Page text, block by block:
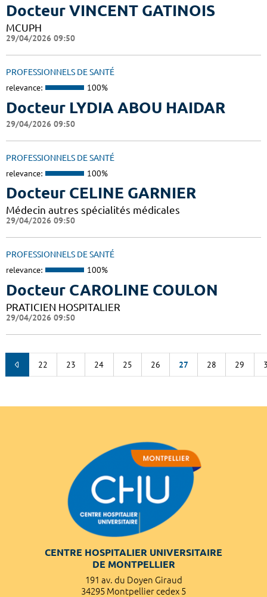
Docteur VINCENT GATINOIS
MCUPH
29/04/2026 09:50
PROFESSIONNELS DE SANTÉ
relevance: 100%
Docteur LYDIA ABOU HAIDAR
29/04/2026 09:50
PROFESSIONNELS DE SANTÉ
relevance: 100%
Docteur CELINE GARNIER
Médecin autres spécialités médicales
29/04/2026 09:50
PROFESSIONNELS DE SANTÉ
relevance: 100%
Docteur CAROLINE COULON
PRATICIEN HOSPITALIER
29/04/2026 09:50
22 23 24 25 26 27 28 29
CENTRE HOSPITALIER UNIVERSITAIRE
DE MONTPELLIER
191 av. du Doyen Giraud
34295 Montpellier cedex 5